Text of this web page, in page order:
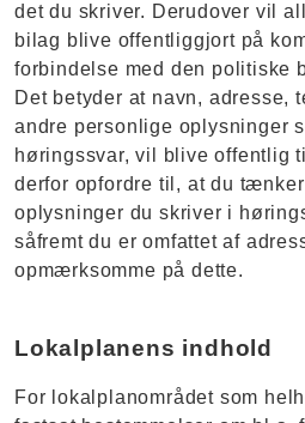
det du skriver. Derudover vil
bilag blive offentliggjort på
forbindelse med den politiske
Det betyder at navn, adresse,
andre personlige oplysninger
høringssvar, vil blive offentlig
derfor opfordre til, at du
oplysninger du skriver i
såfremt du er omfattet af
opmærksomme på dette.
Lokalplanens indhold
For lokalplanområdet som